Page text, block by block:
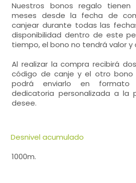
Nuestros bonos regalo tienen
meses desde la fecha de
canjear durante todas las
disponibilidad dentro de este
tiempo, el bono no tendrá valor y
Al realizar la compra recibirá
código de canje y el otro bono
podrá enviarlo en
dedicatoria personalizada a la
desee.
Desnivel acumulado
1000m.